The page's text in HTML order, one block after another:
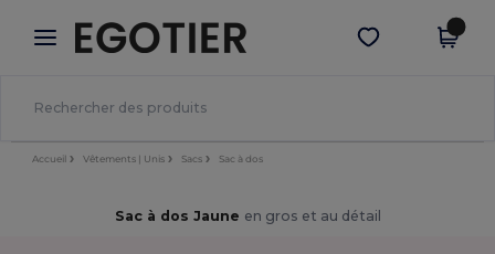
× Appli Egotier
Meilleurs prix sur l’app !
Obtenir l'appli
Accueil Vêtements | Unis Sacs Sac à dos
Sac à dos Jaune en gros et au détail